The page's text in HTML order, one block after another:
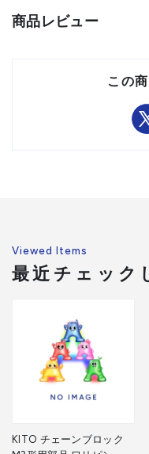
商品レビュー
この
Viewed Items
最近チェック
KITO チェーンブロック